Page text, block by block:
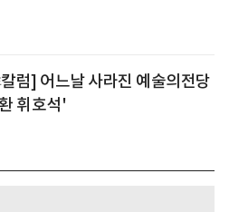
럼] 어느날 사라진 예술의전당
휘호석'